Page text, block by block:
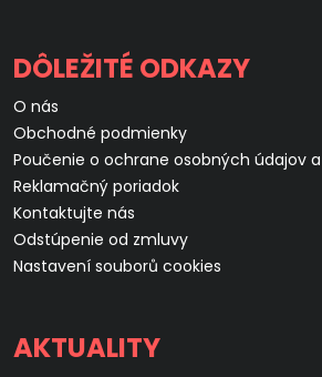
DÔLEŽITÉ ODKAZY
O nás
Obchodné podmienky
Poučenie o ochrane osobných údajov
Reklamačný poriadok
Kontaktujte nás
Odstúpenie od zmluvy
Nastavení souborů cookies
AKTUALITY